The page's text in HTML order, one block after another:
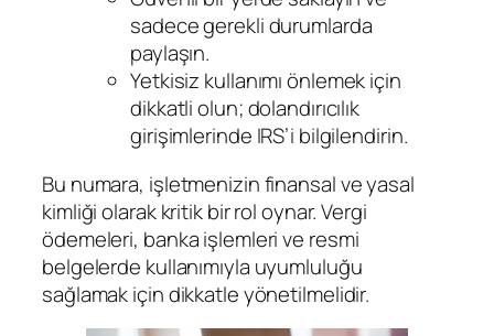
sadece gerekli durumlarda
paylaşın.
Yetkisiz kullanımı önlemek için
dikkatli olun; dolandırıcılık
girişimlerinde IRS’i bilgilendirin.
Bu numara, işletmenizin finansal ve yasal
kimliği olarak kritik bir rol oynar. Vergi
ödemeleri, banka işlemleri ve resmi
belgelerde kullanımıyla uyumluluğu
sağlamak için dikkatle yönetilmelidir.